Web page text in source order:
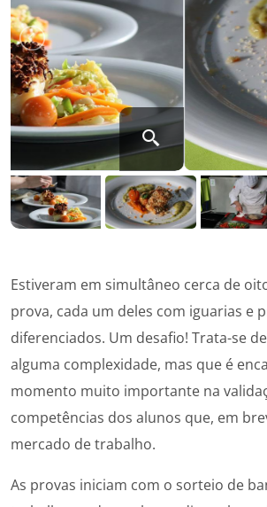
Estiveram em simultâneo cerca de
prova, cada um deles com iguarias e
diferenciados. Um desafio! Trata-se
alguma complexidade, mas que é
momento muito importante na
competências dos alunos que, em
mercado de trabalho.
As provas iniciam com o sorteio de